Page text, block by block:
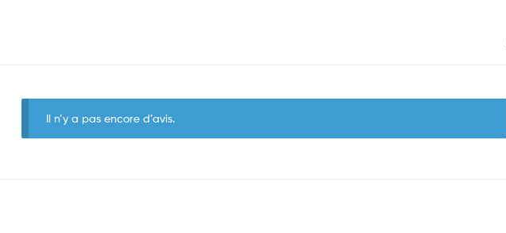
Il n’y a pas encore d’avis.